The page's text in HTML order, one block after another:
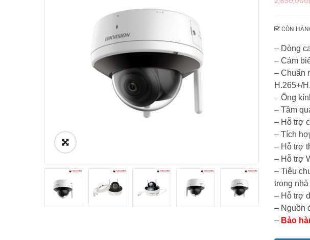
CÒN
– Dòng
– Cảm
– Chuẩn
H.265+/
– Ống
– Tầm
– Hỗ trợ
– Tích
– Hỗ trợ
– Hỗ trợ
– Tiêu
trong
– Hỗ trợ
– Nguồn
– Bảo